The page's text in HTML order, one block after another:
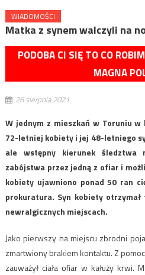
WIADOMOŚCI
Matka z synem walczyli na
PODOBA CI SIĘ TO CO
MAGNA
26 sierpnia 2021
W jednym z mieszkań w Toruniu w
72-letniej kobiety i jej 48-letniego
ale wstępny kierunek śledztwa
zabójstwa przez jedną z ofiar i
kobiety ujawniono ponad 50 ran
prokuratura. Syn kobiety
newralgicznych miejscach.
Jako pierwszy na miejscu zbrodni
zmartwiony brakiem kontaktu. Z
zauważył ciała ofiar w kałuży krwi.